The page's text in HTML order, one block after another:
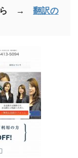
ら → 翻訳の